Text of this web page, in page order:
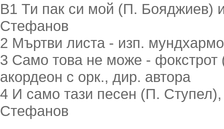
B1 Ти пак си мой (П. Бояджиев)
Стефанов
2 Мъртви листа - изп.
3 Само това не може -
акордеон с орк., дир. автора
4 И само тази песен (П.
Стефанов